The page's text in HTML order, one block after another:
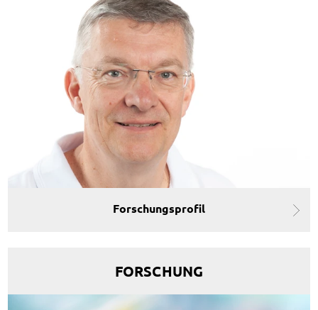
Forschungsprofil
FORSCHUNG